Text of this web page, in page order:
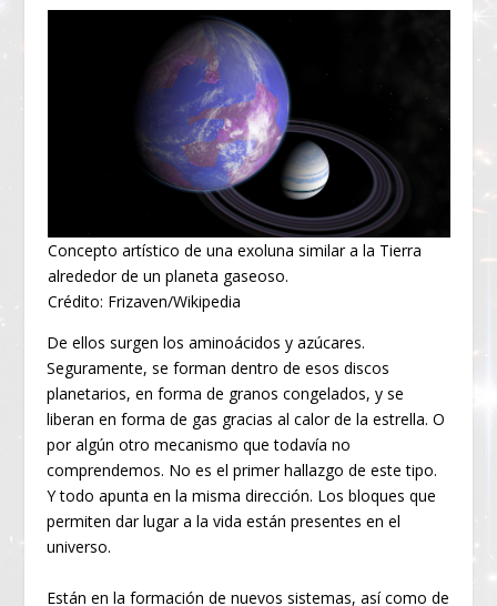
Concepto artístico de una exoluna similar a la Tierra
alrededor de un planeta gaseoso.
Crédito: Frizaven/Wikipedia
De ellos surgen los aminoácidos y azúcares.
Seguramente, se forman dentro de esos discos
planetarios, en forma de granos congelados, y se
liberan en forma de gas gracias al calor de la estrella. O
por algún otro mecanismo que todavía no
comprendemos. No es el primer hallazgo de este tipo.
Y todo apunta en la misma dirección. Los bloques que
permiten dar lugar a la vida están presentes en el
universo.
Están en la formación de nuevos sistemas, así como de